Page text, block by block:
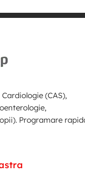
(CAS),
Programare